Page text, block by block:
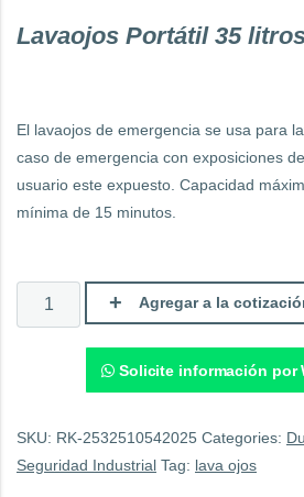
Lavaojos Portátil 35
El lavaojos de emergencia se usa para
caso de emergencia con exposiciones
usuario este expuesto. Capacidad
mínima de 15 minutos.
Lavaojos
Portátil
35
Agregar a la
Solicite información por
SKU: RK-2532510542025 Categories:
Seguridad Industrial Tag: lava ojos